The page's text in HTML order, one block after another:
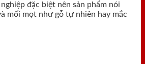
đặc biệt nên sản phẩm nói
mối mọt như gỗ tự nhiên hay mắc